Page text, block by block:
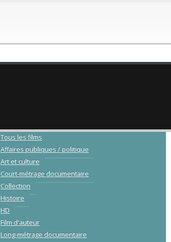
Tous les films
Affaires publiques / politique
Art et culture
Court-métrage documentaire
Collection
Histoire
HD
Film d'auteur
Long-métrage documentaire